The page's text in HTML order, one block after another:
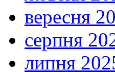
вересня
серпня
липня